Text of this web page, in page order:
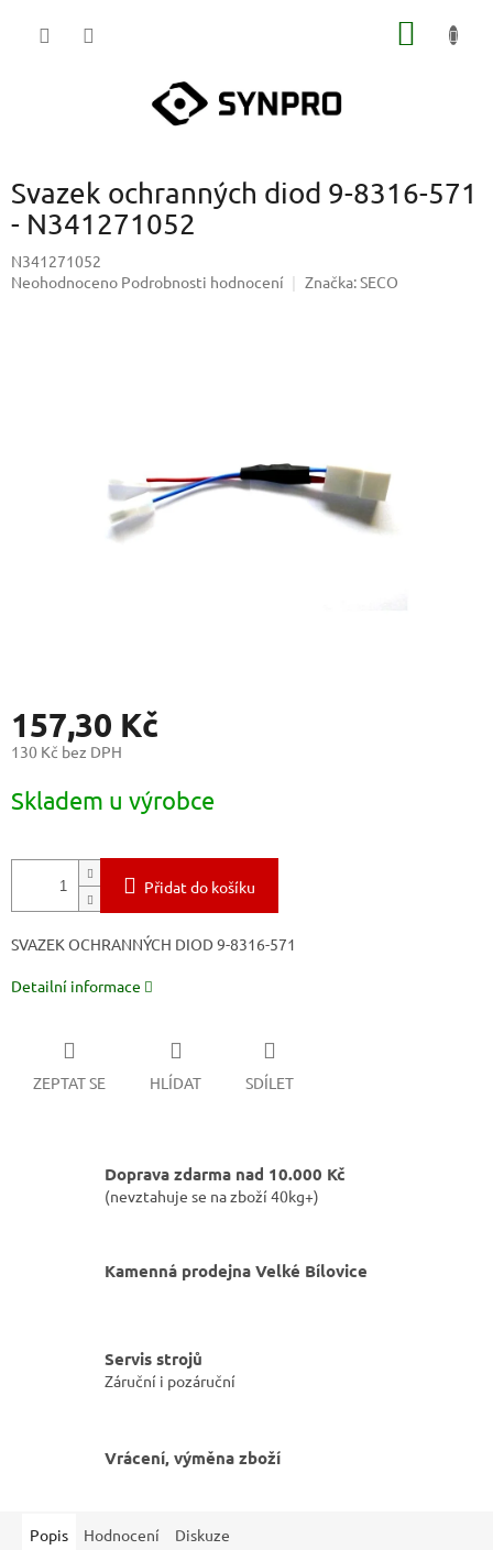
Svazek ochranných diod 9-8316-571
- N341271052
N341271052
Průměrné
Neohodnoceno Podrobnosti hodnocení Značka:SECO
157,30 Kč
130 Kč bez DPH
cena:
Skladem u výrobce
Přidat do košíku
SVAZEK OCHRANNÝCH DIOD 9-8316-571
Detailní informace
ZEPTAT SE HLÍDAT SDÍLET
Doprava zdarma nad 10.000 Kč
(nevztahuje se na zboží 40kg+)
Kamenná prodejna Velké Bílovice
Servis strojů
Záruční i pozáruční
Vrácení, výměna zboží
Popis Hodnocení Diskuze